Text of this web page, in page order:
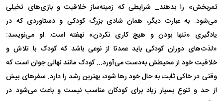
ثمربخش» را بدهند_ شرایطی که زمینه‌ساز خلاقیت و بازی‌های تخیلی
می‌شود. به عبارت دیگر، همان شادی بزرگ کودکی و دستاوردی که در
یادگیری «تنها بودن و هیچ کاری نکردن» نهفته است. او می‌نویسد:
«لذت‌های دوران کودکی باید عمدتا از نوعی باشد که کودک با تلاش و
خلاقیت خود از محیطش به‌دست می‌آورد... کودک مانند نهالی جوان است که
وقتی در خاکی ثابت به حال خود رها شود، بهترین رشد را دارد. سفر‌های بیش
از حد و تنوع بسیار زیاد برای کودکان مناسب نیست و باعث می‌شود در